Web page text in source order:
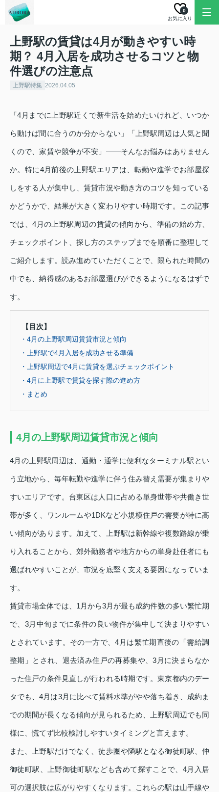
お気に入り
0
上野駅の賃貸は4月が動きやすい時
期？ 4月入居を成功させるコツと物
件選びの注意点
上野駅特集 2026.04.05
「4月までに上野駅近くで新生活を始めたいけれど、いつか
ら動けば間に合うのか分からない」「上野駅周辺は人気と聞
くので、家賃や競争が不安」――そんなお悩みはありません
か。特に4月前後の上野駅エリアは、転勤や進学でお部屋探
しをする人が集中し、賃貸市況や動き方のコツを知っている
かどうかで、結果が大きく変わりやすい時期です。この記事
では、4月の上野駅周辺の賃貸の傾向から、準備の始め方、
チェックポイント、探し方のステップまでを順番に整理して
ご紹介します。読み進めていただくことで、限られた時間の
中でも、納得感のあるお部屋選びができるようになるはずで
す。
【目次】
・4月の上野駅周辺賃貸市況と傾向
・上野駅で4月入居を成功させる準備
・上野駅周辺で4月に賃貸を選ぶチェックポイント
・4月に上野駅で賃貸を探す際の進め方
・まとめ
4月の上野駅周辺賃貸市況と傾向
4月の上野駅周辺は、通勤・通学に便利なターミナル駅とい
う立地から、毎年転勤や進学に伴う住み替え需要が集まりや
すいエリアです。台東区は人口に占める単身世帯や共働き世
帯が多く、ワンルームや1DKなど小規模住戸の需要が特に高
い傾向があります。加えて、上野駅は新幹線や複数路線が乗
り入れることから、郊外勤務者や地方からの単身赴任者にも
選ばれやすいことが、市況を底堅く支える要因になっていま
す。
賃貸市場全体では、1月から3月が最も成約件数の多い繁忙期
で、3月中旬までに条件の良い物件が集中して決まりやすい
とされています。その一方で、4月は繁忙期直後の「需給調
整期」とされ、退去済み住戸の再募集や、3月に決まらなか
った住戸の条件見直しが行われる時期です。東京都内のデー
タでも、4月は3月に比べて賃料水準がやや落ち着き、成約ま
での期間が長くなる傾向が見られるため、上野駅周辺でも同
様に、慌てず比較検討しやすいタイミングと言えます。
また、上野駅だけでなく、徒歩圏や隣駅となる御徒町駅、仲
御徒町駅、上野御徒町駅なども含めて探すことで、4月入居
可の選択肢は広がりやすくなります。これらの駅は山手線や